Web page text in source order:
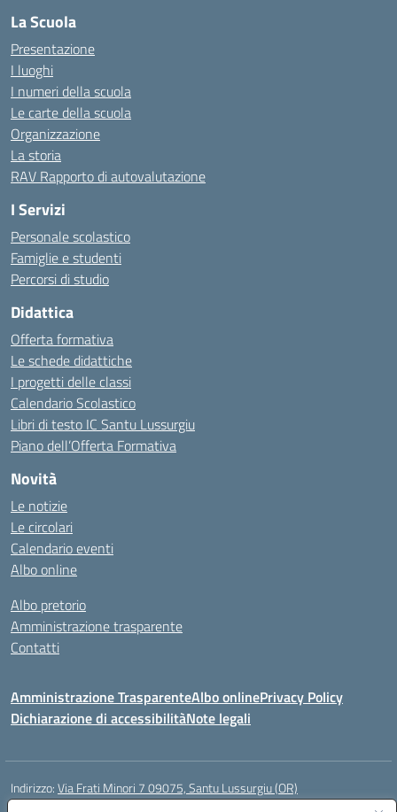
La Scuola
Presentazione
I luoghi
I numeri della scuola
Le carte della scuola
Organizzazione
La storia
RAV Rapporto di autovalutazione
I Servizi
Personale scolastico
Famiglie e studenti
Percorsi di studio
Didattica
Offerta formativa
Le schede didattiche
I progetti delle classi
Calendario Scolastico
Libri di testo IC Santu Lussurgiu
Piano dell’Offerta Formativa
Novità
Le notizie
Le circolari
Calendario eventi
Albo online
Albo pretorio
Amministrazione trasparente
Contatti
Amministrazione TrasparenteAlbo onlinePrivacy Policy
Dichiarazione di accessibilitàNote legali
Indirizzo:Via Frati Minori 7 09075, Santu Lussurgiu (OR)
Centralino: